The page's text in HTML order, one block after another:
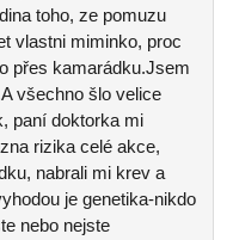
toho, ze pomuzu
vlastni miminko, proc
přes kamarádku.Jsem
všechno šlo velice
paní doktorka mi
rizika celé akce,
nabrali mi krev a
je genetika-nikdo
nebo nejste